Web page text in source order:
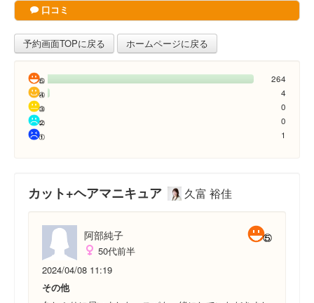
口コミ
予約画面TOPに戻る ホームページに戻る
264
4
0
0
1
カット+ヘアマニキュア 久富 裕佳
阿部純子
50代前半
2024/04/08 11:19
その他